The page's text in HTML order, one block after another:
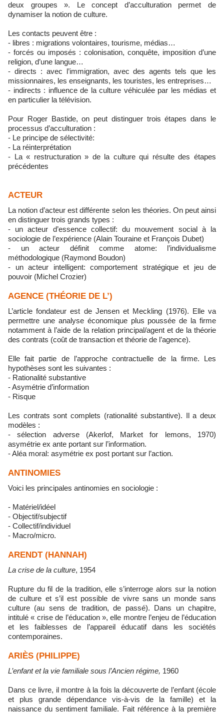
deux groupes ». Le concept d’acculturation permet de
dynamiser la notion de culture.
Les contacts peuvent être :
- libres : migrations volontaires, tourisme, médias…
- forcés ou imposés : colonisation, conquête, imposition d’une
religion, d’une langue…
- directs : avec l’immigration, avec des agents tels que les
missionnaires, les enseignants, les touristes, les entreprises…
- indirects : influence de la culture véhiculée par les médias et
en particulier la télévision.
Pour Roger Bastide, on peut distinguer trois étapes dans le
processus d’acculturation :
- Le principe de sélectivité:
- La réinterprétation
- La « restructuration » de la culture qui résulte des étapes
précédentes
ACTEUR
La notion d’acteur est différente selon les théories. On peut ainsi
en distinguer trois grands types :
- un acteur d’essence collectif: du mouvement social à la
sociologie de l’expérience (Alain Touraine et François Dubet)
- un acteur définit comme atome: l’individualisme
méthodologique (Raymond Boudon)
- un acteur intelligent: comportement stratégique et jeu de
pouvoir (Michel Crozier)
AGENCE (THÉORIE DE L’)
L’article fondateur est de Jensen et Meckling (1976). Elle va
permettre une analyse économique plus poussée de la firme
notamment à l’aide de la relation principal/agent et de la théorie
des contrats (coût de transaction et théorie de l’agence).
Elle fait partie de l’approche contractuelle de la firme. Les
hypothèses sont les suivantes :
- Rationalité substantive
- Asymétrie d’information
- Risque
Les contrats sont complets (rationalité substantive). Il a deux
modèles :
- sélection adverse (Akerlof, Market for lemons, 1970)
asymétrie ex ante portant sur l’information.
- Aléa moral: asymétrie ex post portant sur l’action.
ANTINOMIES
Voici les principales antinomies en sociologie :
- Matériel/idéel
- Objectif/subjectif
- Collectif/individuel
- Macro/micro.
ARENDT (HANNAH)
La crise de la culture, 1954
Rupture du fil de la tradition, elle s’interroge alors sur la notion
de culture et s’il est possible de vivre sans un monde sans
culture (au sens de tradition, de passé). Dans un chapitre,
intitulé « crise de l’éducation », elle montre l’enjeu de l’éducation
et les faiblesses de l’appareil éducatif dans les sociétés
contemporaines.
ARIÈS (PHILIPPE)
L’enfant et la vie familiale sous l’Ancien régime, 1960
Dans ce livre, il montre à la fois la découverte de l’enfant (école
et plus grande dépendance vis-à-vis de la famille) et la
naissance du sentiment familiale. Fait référence à la première